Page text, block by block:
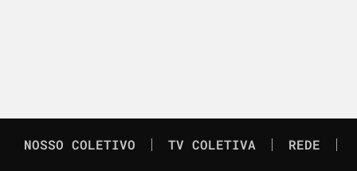
NOSSO COLETIVO TV COLETIVA REDE